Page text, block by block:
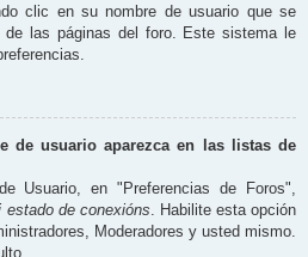
clic en su nombre de usuario que se
de las páginas del foro. Este sistema le
de usuario aparezca en las listas de
Usuario, en "Preferencias de Foros",
estado de conexións . Habilite esta opción
Moderadores y usted mismo.